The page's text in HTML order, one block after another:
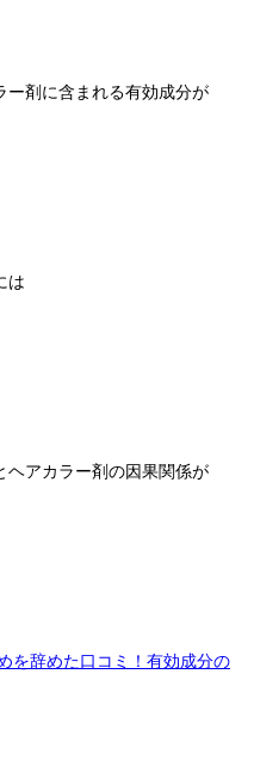
ー剤に含まれる有効成分が
は
ヘアカラー剤の因果関係が
を辞めた口コミ！有効成分の